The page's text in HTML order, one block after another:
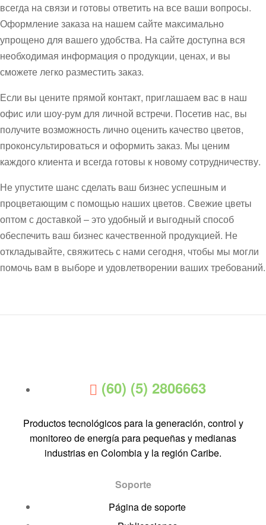
всегда на связи и готовы ответить на все ваши вопросы.
Оформление заказа на нашем сайте максимально
упрощено для вашего удобства. На сайте доступна вся
необходимая информация о продукции, ценах, и вы
сможете легко разместить заказ.
Если вы цените прямой контакт, приглашаем вас в наш
офис или шоу-рум для личной встречи. Посетив нас, вы
получите возможность лично оценить качество цветов,
проконсультироваться и оформить заказ. Мы ценим
каждого клиента и всегда готовы к новому сотрудничеству.
Не упустите шанс сделать ваш бизнес успешным и
процветающим с помощью наших цветов. Свежие цветы
оптом с доставкой – это удобный и выгодный способ
обеспечить ваш бизнес качественной продукцией. Не
откладывайте, свяжитесь с нами сегодня, чтобы мы могли
помочь вам в выборе и удовлетворении ваших требований.
(60) (5) 2806663
Productos tecnológicos para la generación, control y
monitoreo de energía para pequeñas y medianas
industrias en Colombia y la región Caribe.
Soporte
Página de soporte